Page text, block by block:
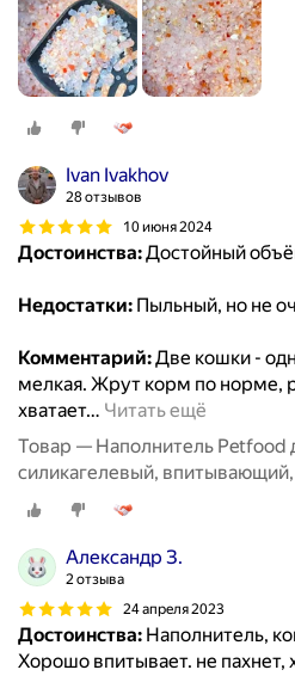
Ivan Ivakhov
28 отзывов
10 июня 2024
Достоинства:Достойный
Недостатки: Пыльный, но не
Комментарий:Две кошки -
мелкая. Жрут корм по норме,
хватает… Читать ещё
Товар — Наполнитель Petfood
силикагелевый, впитывающий,
красные гранулы, 20 кг, 50 л.
Александр З.
2 отзыва
24 апреля 2023
Достоинства: Наполнитель,
Хорошо впитывает. не пахнет,